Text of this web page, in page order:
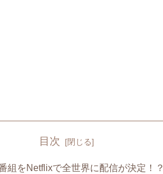
目次
組をNetflixで全世界に配信が決定！？